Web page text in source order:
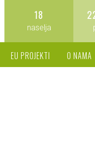
18
naselja
EU PROJEKTI O NAMA